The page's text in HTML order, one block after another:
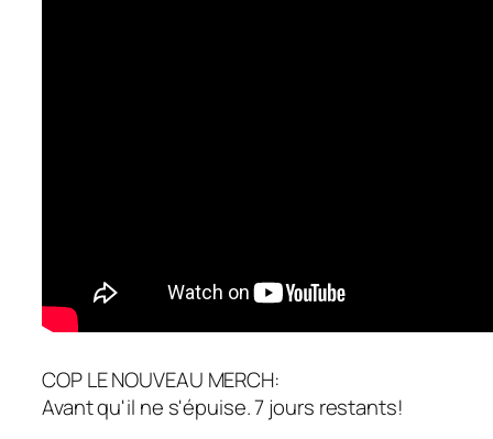
COP LE NOUVEAU MERCH:
Avant qu'il ne s'épuise. 7 jours restants!